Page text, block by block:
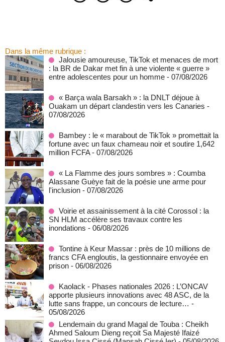
Dans la même rubrique :
Jalousie amoureuse, TikTok et menaces de mort
: la BR de Dakar met fin à une violente « guerre »
entre adolescentes pour un homme - 07/08/2026
« Barça wala Barsakh » : la DNLT déjoue à
Ouakam un départ clandestin vers les Canaries -
07/08/2026
Bambey : le « marabout de TikTok » promettait la
fortune avec un faux chameau noir et soutire 1,642
million FCFA - 07/08/2026
« La Flamme des jours sombres » : Coumba
Alassane Guèye fait de la poésie une arme pour
l'inclusion - 07/08/2026
Voirie et assainissement à la cité Corossol : la
SN HLM accélère ses travaux contre les
inondations - 06/08/2026
Tontine à Keur Massar : près de 10 millions de
francs CFA engloutis, la gestionnaire envoyée en
prison - 06/08/2026
Kaolack - Phases nationales 2026 : L’ONCAV
apporte plusieurs innovations avec 48 ASC, de la
lutte sans frappe, un concours de lecture… -
05/08/2026
Lendemain du grand Magal de Touba : Cheikh
Ahmed Saloum Dieng reçoit Sa Majesté Ifaizé